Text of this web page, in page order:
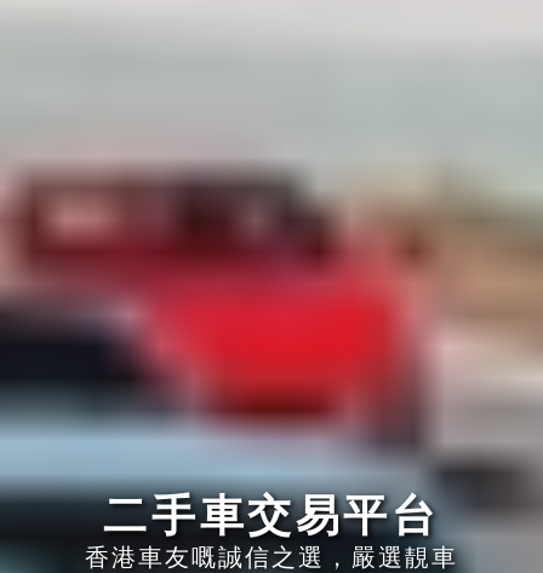
二手車交易平台
香港車友嘅誠信之選，嚴選靚車